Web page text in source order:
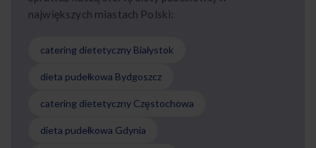
największych miastach Polski:
catering dietetyczny Białystok
dieta pudełkowa Bydgoszcz
catering dietetyczny Częstochowa
dieta pudełkowa Gdynia